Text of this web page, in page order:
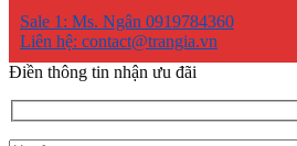
Sale 1: Ms. Ngân 0919784360
Liên hệ: contact@trangia.vn
Điền thông tin nhận ưu đãi